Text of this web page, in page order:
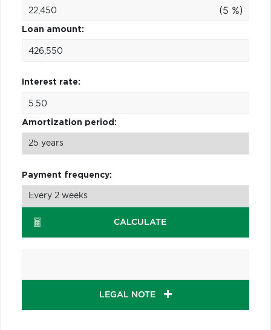
(5 %)
Loan amount:
Interest rate:
Amortization period:
Payment frequency:
CALCULATE
LEGAL NOTE